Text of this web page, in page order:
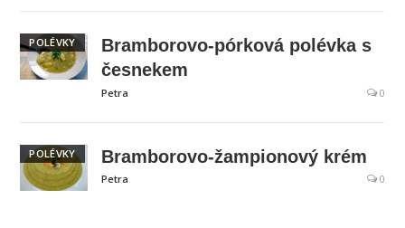
POLÉVKY
Bramborovo-pórková polévka s
česnekem
Petra 0
POLÉVKY Bramborovo-žampionový krém
Petra 0